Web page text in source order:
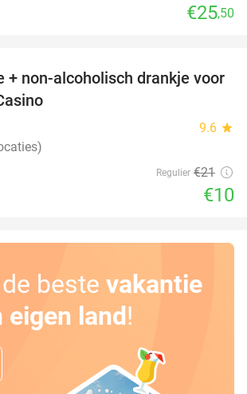
€25,50
52%
+ non-alcoholisch drankje voor
9.6 star
Regulier €21
€10
beste vakantie
eigen land!